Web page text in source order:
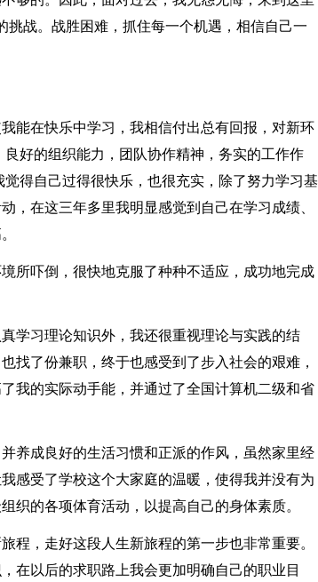
战。战胜困难，抓住每一个机遇，相信自己一
能在快乐中学习，我相信付出总有回报，对新环
好的组织能力，团队协作精神，务实的工作作
得自己过得很快乐，也很充实，除了努力学习基
，在这三年多里我明显感觉到自己在学习成绩、
所吓倒，很快地克服了种种不适应，成功地完成
学习理论知识外，我还很重视理论与实践的结
找了份兼职，终于也感受到了步入社会的艰难，
我的实际动手能，并通过了全国计算机二级和省
养成良好的生活习惯和正派的作风，虽然家里经
感受了学校这个大家庭的温暖，使得我并没有为
织的各项体育活动，以提高自己的身体素质。
程，走好这段人生新旅程的第一步也非常重要。
在以后的求职路上我会更加明确自己的职业目